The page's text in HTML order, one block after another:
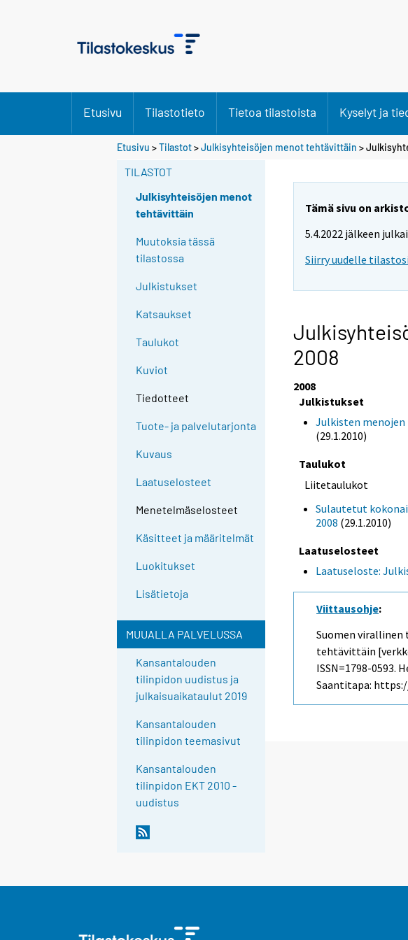
Etusivu Tilastotieto Tietoa tilastoista Kyselyt ja
Etusivu >Tilastot>Julkisyhteisöjen menot tehtävittäin >
TILASTOT
Julkisyhteisöjen menot
tehtävittäin
Muutoksia tässä
tilastossa
Julkistukset
Katsaukset
Taulukot
Kuviot
Tiedotteet
Tuote- ja palvelutarjonta
Kuvaus
Laatuselosteet
Menetelmäselosteet
Käsitteet ja määritelmät
Luokitukset
Lisätietoja
MUUALLA PALVELUSSA
Kansantalouden
tilinpidon uudistus ja
julkaisuaikataulut 2019
Kansantalouden
tilinpidon teemasivut
Kansantalouden
tilinpidon EKT 2010 -
uudistus
Tämä sivu on
5.4.2022 jälkeen
Siirry uudelle
2008
2008
Julkistukset
Julkisten menojen
(29.1.2010)
Taulukot
Liitetaulukot
Sulautetut
2008 (29.1.2010)
Laatuselosteet
Laatuseloste:
Viittausohje:
Suomen virallinen
tehtävittäin
ISSN=1798-0593.
Saantitapa: